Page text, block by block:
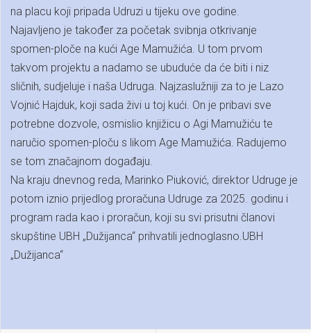
na placu koji pripada Udruzi u tijeku ove godine.
Najavljeno je također za početak svibnja otkrivanje
spomen-ploče na kući Age Mamužića. U tom prvom
takvom projektu a nadamo se ubuduće da će biti i niz
sličnih, sudjeluje i naša Udruga. Najzaslužniji za to je Lazo
Vojnić Hajduk, koji sada živi u toj kući. On je pribavi sve
potrebne dozvole, osmislio knjižicu o Agi Mamužiću te
naručio spomen-ploču s likom Age Mamužića. Radujemo
se tom značajnom događaju.
Na kraju dnevnog reda, Marinko Piuković, direktor Udruge je
potom iznio prijedlog proračuna Udruge za 2025. godinu i
program rada kao i proračun, koji su svi prisutni članovi
skupštine UBH „Dužijanca“ prihvatili jednoglasno.UBH
„Dužijanca“